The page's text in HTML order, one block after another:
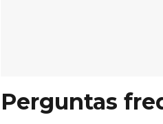
Perguntas